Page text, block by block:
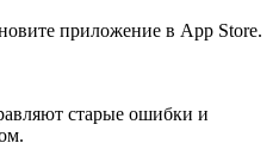
приложение в App Store.
старые ошибки и